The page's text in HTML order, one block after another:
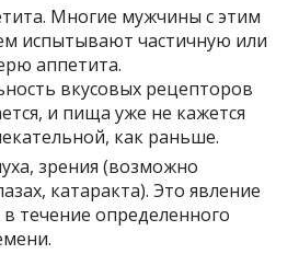
Многие мужчины с этим
испытывают частичную или
аппетита.
вкусовых рецепторов
и пища уже не кажется
как раньше.
зрения (возможно
катаракта). Это явление
в течение определенного